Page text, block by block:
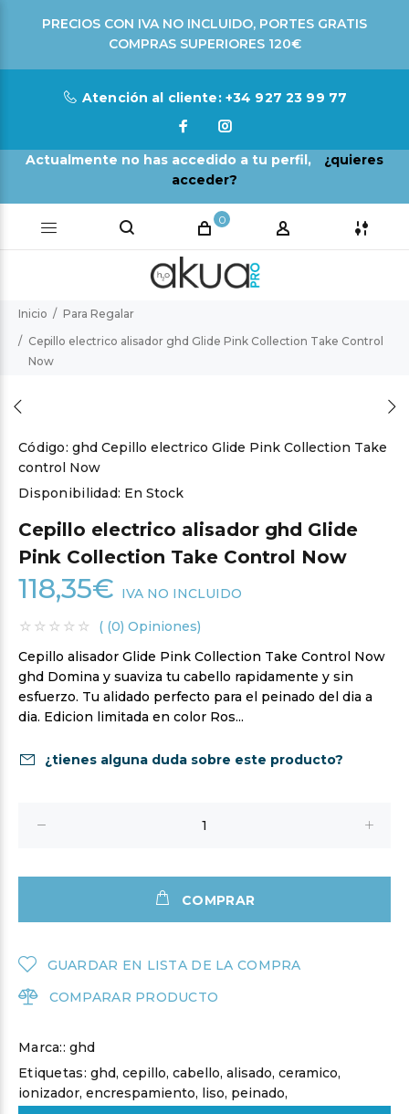
PRECIOS CON IVA NO INCLUIDO, PORTES GRATIS
COMPRAS SUPERIORES 120€
Atención al cliente: +34 927 23 99 77
Actualmente no has accedido a tu perfil,
¿quieres
acceder?
0
Inicio
Para Regalar
Cepillo electrico alisador ghd Glide Pink Collection Take Control
Now
Código: ghd Cepillo electrico Glide Pink Collection Take
control Now
Disponibilidad: En Stock
Cepillo electrico alisador ghd Glide
Pink Collection Take Control Now
118,35€ IVA NO INCLUIDO
( (0) Opiniones)
Cepillo alisador Glide Pink Collection Take Control Now
ghd Domina y suaviza tu cabello rapidamente y sin
esfuerzo. Tu alidado perfecto para el peinado del dia a
dia. Edicion limitada en color Ros...
¿tienes alguna duda sobre este producto?
COMPRAR
GUARDAR EN LISTA DE LA COMPRA
COMPARAR PRODUCTO
Marca:: ghd
Etiquetas: ghd, cepillo, cabello, alisado, ceramico,
ionizador, encrespamiento, liso, peinado,